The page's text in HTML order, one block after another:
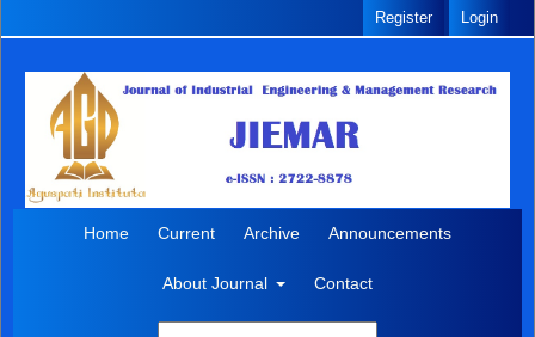
Home Current Archive Announcements
About Journal Contact
Register Login